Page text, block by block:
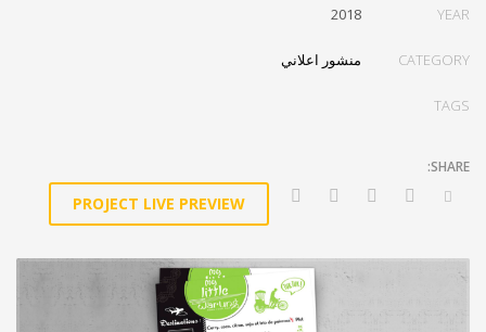
YEAR
2018
CATEGORY منشور اعلاني
TAGS
PROJECT LIVE PREVIEW